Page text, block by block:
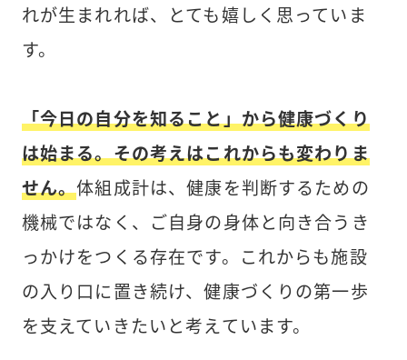
れが生まれれば、とても嬉しく思っていま
す。
「今日の自分を知ること」から健康づくり
は始まる。その考えはこれからも変わりま
せん。体組成計は、健康を判断するための
機械ではなく、ご自身の身体と向き合うき
っかけをつくる存在です。これからも施設
の入り口に置き続け、健康づくりの第一歩
を支えていきたいと考えています。